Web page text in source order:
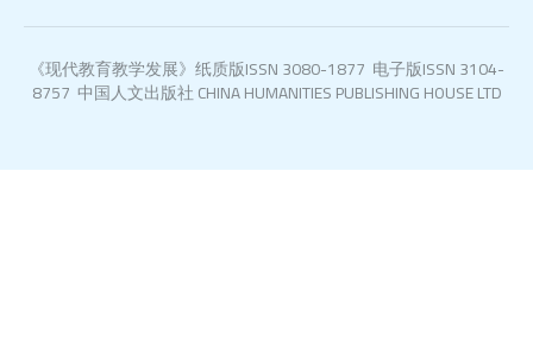
《现代教育教学发展》纸质版ISSN 3080-1877 电子版ISSN 3104-
8757 中国人文出版社 CHINA HUMANITIES PUBLISHING HOUSE LTD